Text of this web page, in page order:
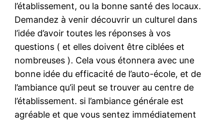
l’établissement, ou la bonne santé des locaux.
Demandez à venir découvrir un culturel dans
l’idée d’avoir toutes les réponses à vos
questions ( et elles doivent être ciblées et
nombreuses ). Cela vous étonnera avec une
bonne idée du efficacité de l’auto-école, et de
l’ambiance qu’il peut se trouver au centre de
l’établissement. si l’ambiance générale est
agréable et que vous sentez immédiatement